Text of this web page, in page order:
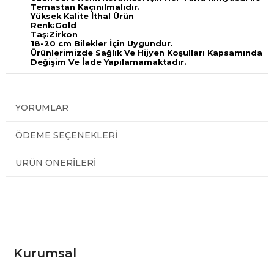
Temastan Kaçınılmalıdır.
Yüksek Kalite İthal Ürün
Renk:Gold
Taş:Zirkon
18-20 cm Bilekler İçin Uygundur.
Ürünlerimizde Sağlık Ve Hijyen Koşulları Kapsamında
Değişim Ve İade Yapılamamaktadır.
YORUMLAR
ÖDEME SEÇENEKLERI
ÜRÜN ÖNERILERI
Kurumsal